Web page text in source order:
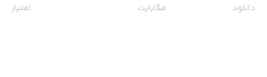
دانلود مگابایت امتیاز